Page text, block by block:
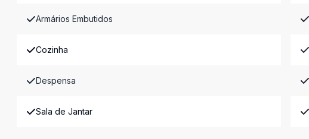
Armários Embutidos
Cozinha
Despensa
Sala de Jantar